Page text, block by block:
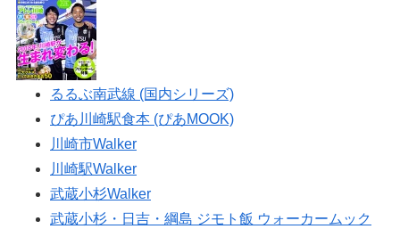
るるぶ南武線 (国内シリーズ)
ぴあ川崎駅食本 (ぴあMOOK)
川崎市Walker
川崎駅Walker
武蔵小杉Walker
武蔵小杉・日吉・綱島 ジモト飯 ウォーカームック